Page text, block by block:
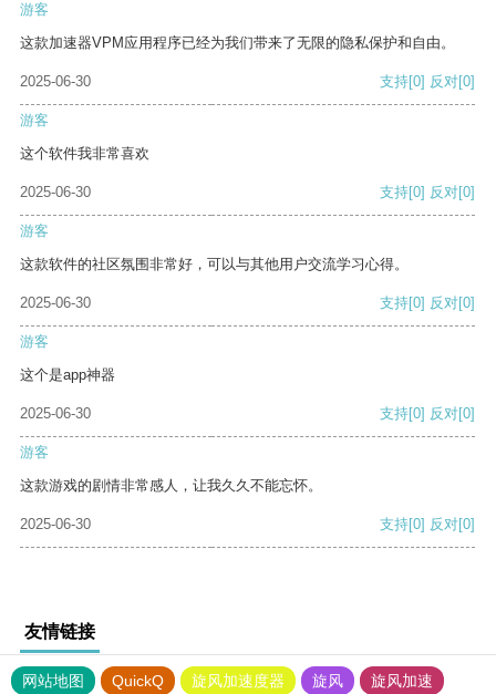
游客
这款加速器VPM应用程序已经为我们带来了无限的隐私保护和自由。
2025-06-30 支持[0] 反对[0]
游客
这个软件我非常喜欢
2025-06-30 支持[0] 反对[0]
游客
这款软件的社区氛围非常好，可以与其他用户交流学习心得。
2025-06-30 支持[0] 反对[0]
游客
这个是app神器
2025-06-30 支持[0] 反对[0]
游客
这款游戏的剧情非常感人，让我久久不能忘怀。
2025-06-30 支持[0] 反对[0]
友情链接
网站地图 QuickQ 旋风加速度器 旋风 旋风加速